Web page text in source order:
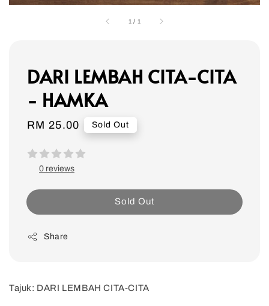
1 / 1
DARI LEMBAH CITA-CITA
- HAMKA
Regular
RM 25.00 Sold Out
0 reviews
Sold Out
Share
Tajuk: DARI LEMBAH CITA-CITA